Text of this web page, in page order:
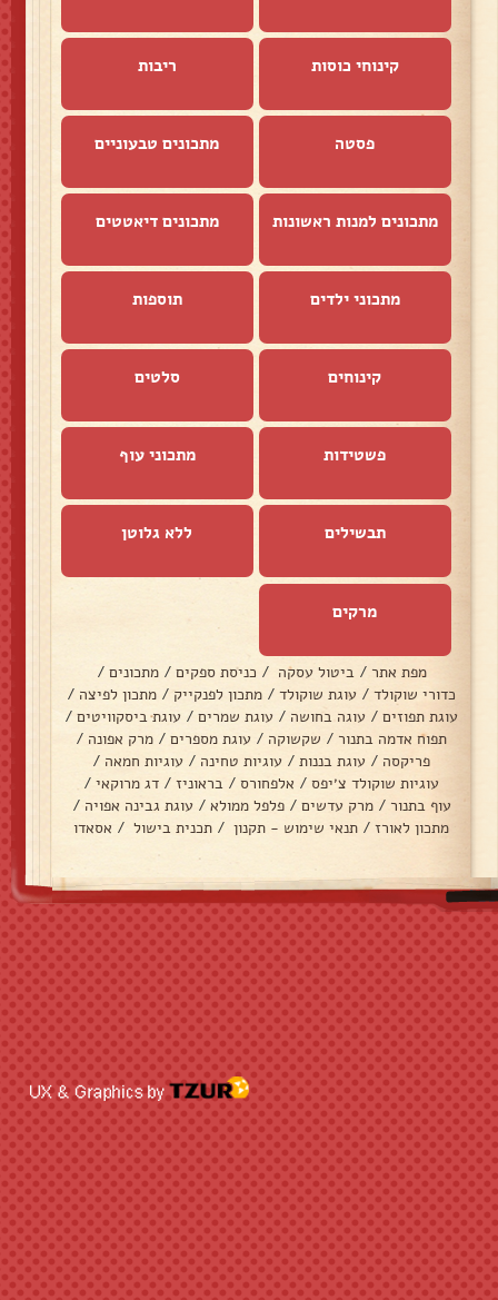
קינוחי כוסות ריבות
פסטה מתכונים טבעוניים
מתכונים למנות ראשונות מתכונים דיאטטים
מתכוני ילדים תוספות
קינוחים סלטים
פשטידות מתכוני עוף
תבשילים ללא גלוטן
מרקים
מפת אתר / ביטול עסקה / כניסת ספקים / מתכונים /
כדורי שוקולד / עוגת שוקולד / מתכון לפנקייק / מתכון לפיצה /
עוגת תפוזים / עוגה בחושה / עוגת שמרים / עוגת ביסקוויטים /
תפוח אדמה בתנור / שקשוקה / עוגת מספרים / מרק אפונה /
פריקסה / עוגת בננות / עוגיות טחינה / עוגיות חמאה /
עוגיות שוקולד צ׳יפס / אלפחורס / בראוניז / דג מרוקאי /
עוף בתנור / מרק עדשים / פלפל ממולא / עוגת גבינה אפויה /
מתכון לאורז / תנאי שימוש - תקנון / תכנית בישול / אסאדו